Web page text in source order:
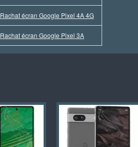
Rachat écran Google Pixel 4A 4G
Rachat écran Google Pixel 3A